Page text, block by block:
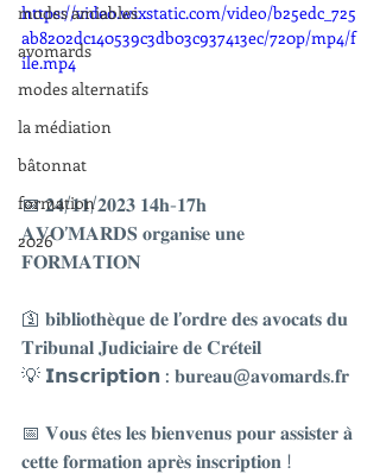
modes amiables
avomards
modes alternatifs
la médiation
bâtonnat
formation
2026
https://video.wixstatic.com/video/b25edc_725
ab8202dc140539c3db03c937413ec/720p/mp4/f
ile.mp4
📅 𝟐𝟒/𝟏𝟏/𝟐𝟎𝟐𝟑 𝟏𝟒𝐡-𝟏𝟕𝐡
𝐀𝐕𝐎’𝐌𝐀𝐑𝐃𝐒 𝐨𝐫𝐠𝐚𝐧𝐢𝐬𝐞 𝐮𝐧𝐞
𝐅𝐎𝐑𝐌𝐀𝐓𝐈𝐎𝐍
🛐 𝐛𝐢𝐛𝐥𝐢𝐨𝐭𝐡𝐞̀𝐪𝐮𝐞 𝐝𝐞 𝐥’𝐨𝐫𝐝𝐫𝐞 𝐝𝐞𝐬 𝐚𝐯𝐨𝐜𝐚𝐭𝐬 𝐝𝐮
𝐓𝐫𝐢𝐛𝐮𝐧𝐚𝐥 𝐉𝐮𝐝𝐢𝐜𝐢𝐚𝐢𝐫𝐞 𝐝𝐞 𝐂𝐫𝐞́𝐭𝐞𝐢𝐥
💡 𝗜𝗻𝘀𝗰𝗿𝗶𝗽𝘁𝗶𝗼𝗻 : 𝐛𝐮𝐫𝐞𝐚𝐮@𝐚𝐯𝐨𝐦𝐚𝐫𝐝𝐬.𝐟𝐫
📅 𝐕𝐨𝐮𝐬 𝐞̂𝐭𝐞𝐬 𝐥𝐞𝐬 𝐛𝐢𝐞𝐧𝐯𝐞𝐧𝐮𝐬 𝐩𝐨𝐮𝐫 𝐚𝐬𝐬𝐢𝐬𝐭𝐞𝐫 𝐚̀
𝐜𝐞𝐭𝐭𝐞 𝐟𝐨𝐫𝐦𝐚𝐭𝐢𝐨𝐧 𝐚𝐩𝐫𝐞̀𝐬 𝐢𝐧𝐬𝐜𝐫𝐢𝐩𝐭𝐢𝐨𝐧 !